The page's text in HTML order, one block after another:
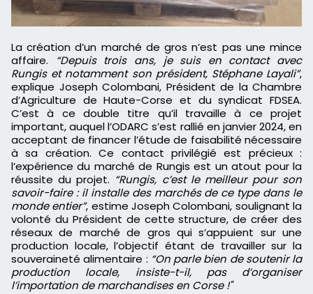
La création d’un marché de gros n’est pas une mince
affaire.
“Depuis trois ans, je suis en contact avec
Rungis et notamment son président, Stéphane Layali”,
explique Joseph Colombani, Président de la Chambre
d’Agriculture de Haute-Corse et du syndicat FDSEA.
C’est à ce double titre qu’il travaille à ce projet
important, auquel l’ODARC s’est rallié en janvier 2024, en
acceptant de financer l’étude de faisabilité nécessaire
à sa création. Ce contact privilégié est précieux :
l’expérience du marché de Rungis est un atout pour la
réussite du projet. “Rungis, c’est le meilleur pour son
savoir-faire : il installe des marchés de ce type dans le
monde entier”, estime Joseph Colombani, soulignant la
volonté du Président de cette structure, de créer des
réseaux de marché de gros qui s’appuient sur une
production locale, l’objectif étant de travailler sur la
souveraineté alimentaire : “On parle bien de soutenir la
production locale, insiste-t-il, pas d’organiser
l’importation de marchandises en Corse !"